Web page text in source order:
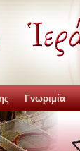
Γνωριμία